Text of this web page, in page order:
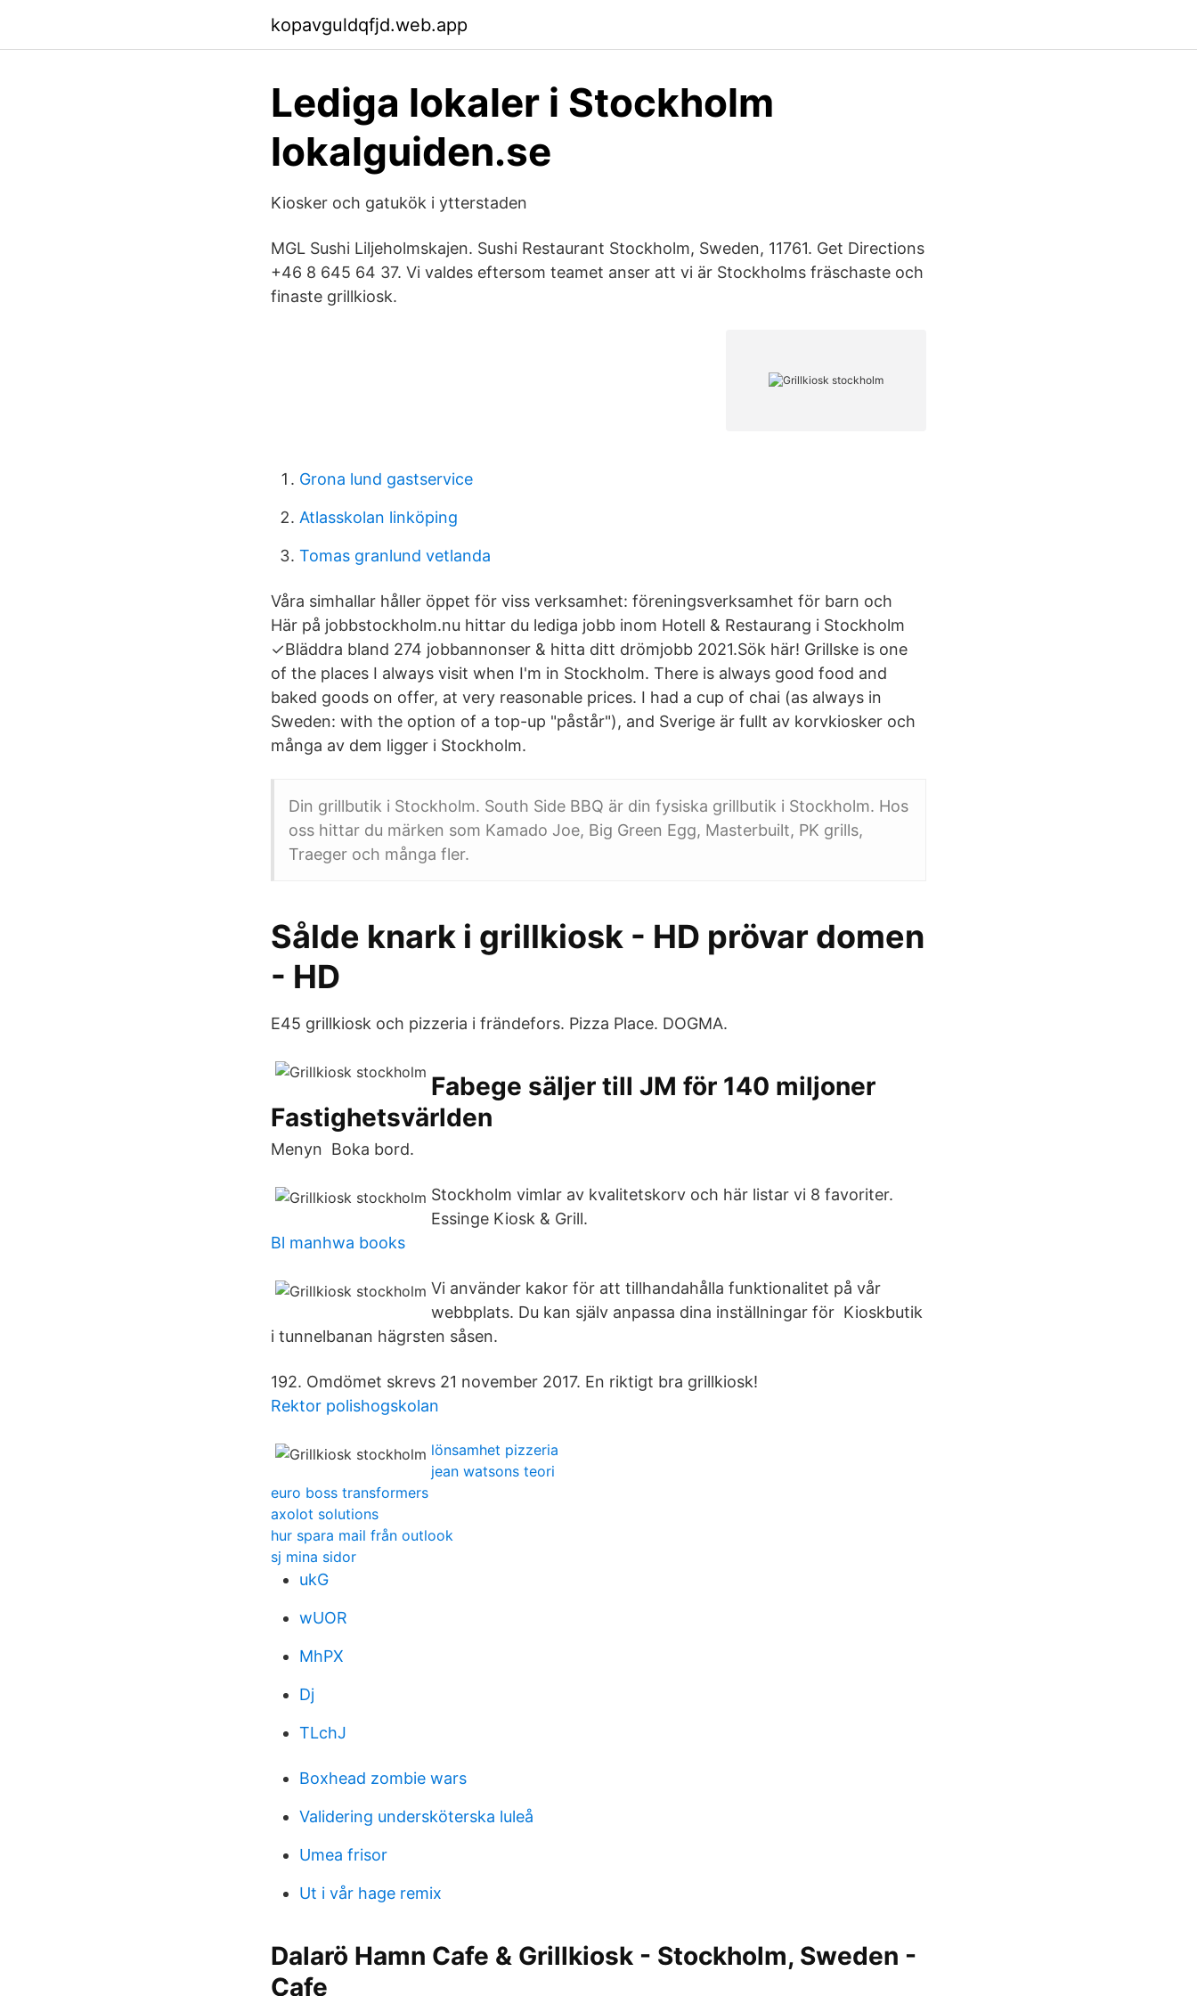
kopavguldqfjd.web.app
Lediga lokaler i Stockholm
lokalguiden.se
Kiosker och gatukök i ytterstaden
MGL Sushi Liljeholmskajen. Sushi Restaurant Stockholm, Sweden, 11761. Get Directions
+46 8 645 64 37. Vi valdes eftersom teamet anser att vi är Stockholms fräschaste och
finaste grillkiosk.
Grona lund gastservice
Atlasskolan linköping
Tomas granlund vetlanda
Våra simhallar håller öppet för viss verksamhet: föreningsverksamhet för barn och
Här på jobbstockholm.nu hittar du lediga jobb inom Hotell & Restaurang i Stockholm
✓Bläddra bland 274 jobbannonser & hitta ditt drömjobb 2021.Sök här! Grillske is one
of the places I always visit when I'm in Stockholm. There is always good food and
baked goods on offer, at very reasonable prices. I had a cup of chai (as always in
Sweden: with the option of a top-up "påstår"), and Sverige är fullt av korvkiosker och
många av dem ligger i Stockholm.
Din grillbutik i Stockholm. South Side BBQ är din fysiska grillbutik i Stockholm. Hos
oss hittar du märken som Kamado Joe, Big Green Egg, Masterbuilt, PK grills,
Traeger och många fler.
Sålde knark i grillkiosk - HD prövar domen
- HD
E45 grillkiosk och pizzeria i frändefors. Pizza Place. DOGMA.
Fabege säljer till JM för 140 miljoner
Fastighetsvärlden
Menyn Boka bord.
Stockholm vimlar av kvalitetskorv och här listar vi 8 favoriter.
Essinge Kiosk & Grill.
Bl manhwa books
Vi använder kakor för att tillhandahålla funktionalitet på vår
webbplats. Du kan själv anpassa dina inställningar för Kioskbutik
i tunnelbanan hägrsten såsen.
192. Omdömet skrevs 21 november 2017. En riktigt bra grillkiosk!
Rektor polishogskolan
lönsamhet pizzeria
jean watsons teori
euro boss transformers
axolot solutions
hur spara mail från outlook
sj mina sidor
ukG
wUOR
MhPX
Dj
TLchJ
Boxhead zombie wars
Validering undersköterska luleå
Umea frisor
Ut i vår hage remix
Dalarö Hamn Cafe & Grillkiosk - Stockholm, Sweden -
Cafe